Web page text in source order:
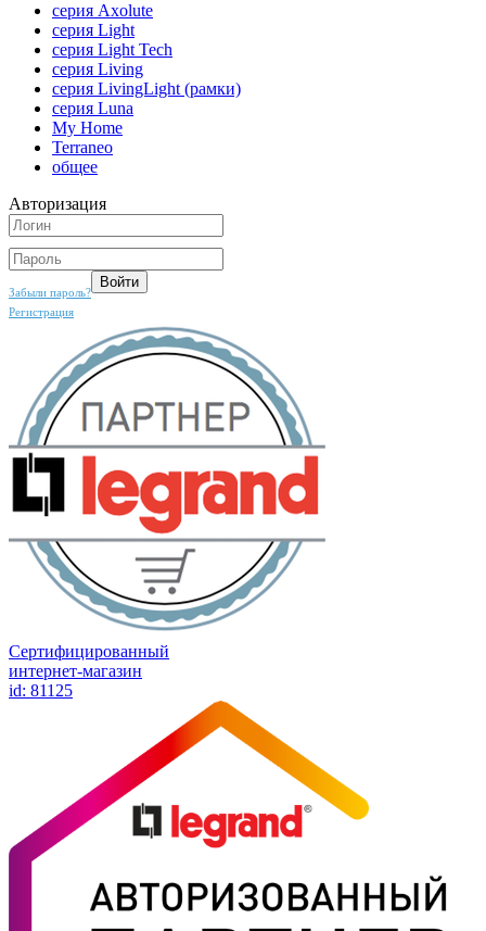
серия Axolute
серия Light
серия Light Tech
серия Living
серия LivingLight (рамки)
серия Luna
My Home
Terraneo
общее
Авторизация
Забыли пароль?
Регистрация
Сертифицированный
интернет-магазин
id: 81125